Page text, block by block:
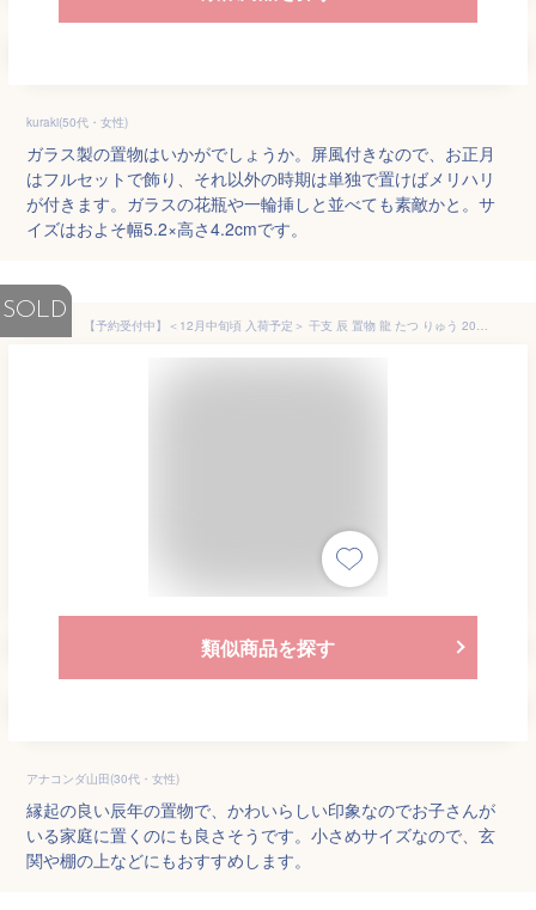
kuraki(50代・女性)
ガラス製の置物はいかがでしょうか。屏風付きなので、お正月
はフルセットで飾り、それ以外の時期は単独で置けばメリハリ
が付きます。ガラスの花瓶や一輪挿しと並べても素敵かと。サ
イズはおよそ幅5.2×高さ4.2cmです。
SOLD
【予約受付中】＜12月中旬頃 入荷予定＞ 干支 辰 置物 龍 たつ りゅう 2024年/ 錦彩招福辰（宝珠持ち） /粗品 販促 景品 縁起 町内会 敬老会 神社 寺社 年末 年始 家庭用 業務用
類似商品を探す
アナコンダ山田(30代・女性)
縁起の良い辰年の置物で、かわいらしい印象なのでお子さんが
いる家庭に置くのにも良さそうです。小さめサイズなので、玄
関や棚の上などにもおすすめします。